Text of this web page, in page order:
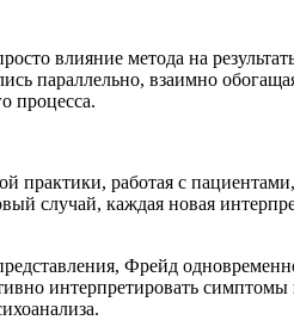
влияние метода на
параллельно, взаимно
процесса.
практики, работая с
случай, каждая новая
Фрейд
интерпретировать